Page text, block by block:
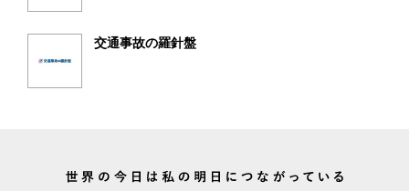
交通事故の羅針盤